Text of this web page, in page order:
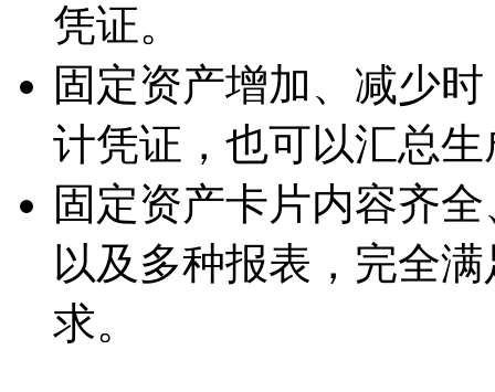
凭证。
固定资产增加、减少
计凭证，也可以汇总
固定资产卡片内容齐
以及多种报表，完全
求。